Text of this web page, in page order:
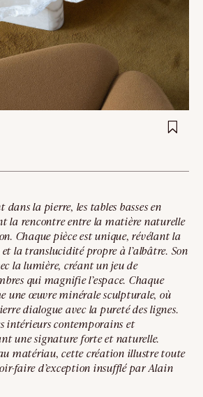
Cristal de roche
Edition
Nomade
Umami
yotsuba
Dernier ajouts
Nouveauté
Artistes
VALIDER
dans la pierre, les tables basses en
la rencontre entre la matière naturelle
Chaque pièce est unique, révélant la
et la translucidité propre à l’albâtre. Son
la lumière, créant un jeu de
qui magnifie l’espace. Chaque
une œuvre minérale sculpturale, où
dialogue avec la pureté des lignes.
intérieurs contemporains et
une signature forte et naturelle.
matériau, cette création illustre toute
faire d’exception insufflé par Alain